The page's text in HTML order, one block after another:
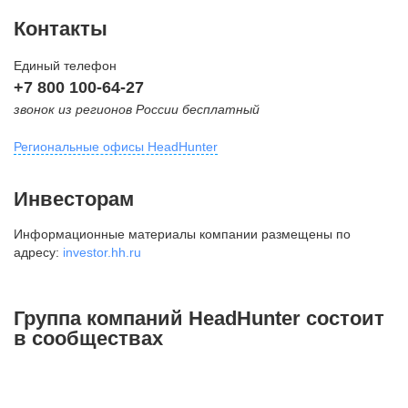
Контакты
Единый телефон
+7 800 100-64-27
звонок из регионов России бесплатный
Региональные офисы HeadHunter
внутригородская территория
Муниципальный округ Тверской,
2-я Брестская ул., д. 48,
+7 495 980-64-27
Инвесторам
Информационные материалы компании размещены по
адресу: investor.hh.ru
Группа компаний HeadHunter состоит
в сообществах